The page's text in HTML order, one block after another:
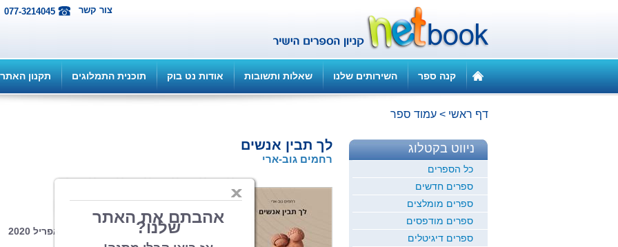
077-3214045 צור קשר
קנה ספר השירותים שלנו שאלות ותשובות אודות נט בוק תוכנית התמלוגים תקנון האתר
דף ראשי > עמוד ספר
לך תבין אנשים
רחמים גוב-ארי
כריכה רכה, 302 עמ', פורמט 14.5/21, אפריל 2020
ניווט בקטלוג
כל הספרים
ספרים חדשים
ספרים מומלצים
ספרים מודפסים
ספרים דיגיטלים